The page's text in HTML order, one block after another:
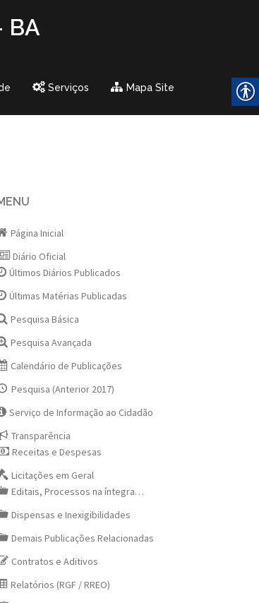
BA
Serviços Mapa Site
Página Inicial
Diário Oficial
Últimos Diários Publicados
Últimas Matérias Publicadas
Pesquisa Básica
Pesquisa Avançada
Calendário de Publicações
Pesquisa (Anterior 2017)
Serviço de Informação ao Cidadão
Transparência
Receitas e Despesas
Licitações em Geral
Editais, Processos na íntegra…
Dispensas e Inexigibilidades
Demais Publicações Relacionadas
Contratos e Aditivos
Relatórios (RGF / RREO)